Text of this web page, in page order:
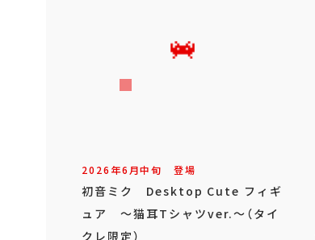
2026年6月中旬 登場
初音ミク Desktop Cute フィギ
ュア ～猫耳Tシャツver.～（タイ
クレ限定）